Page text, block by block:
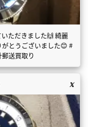
ただきました🙌 綺麗
とうございました😊 #
送買取り